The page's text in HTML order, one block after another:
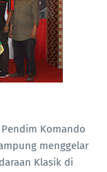
Komando
menggelar
Klasik di